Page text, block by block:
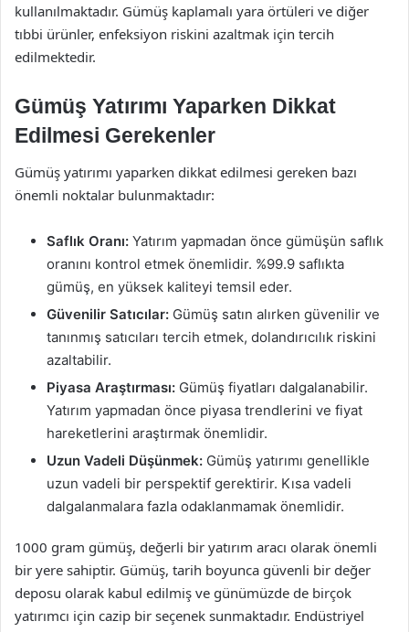
kullanılmaktadır. Gümüş kaplamalı yara örtüleri ve diğer
tıbbi ürünler, enfeksiyon riskini azaltmak için tercih
edilmektedir.
Gümüş Yatırımı Yaparken Dikkat
Edilmesi Gerekenler
Gümüş yatırımı yaparken dikkat edilmesi gereken bazı
önemli noktalar bulunmaktadır:
Saflık Oranı: Yatırım yapmadan önce gümüşün saflık
oranını kontrol etmek önemlidir. %99.9 saflıkta
gümüş, en yüksek kaliteyi temsil eder.
Güvenilir Satıcılar: Gümüş satın alırken güvenilir ve
tanınmış satıcıları tercih etmek, dolandırıcılık riskini
azaltabilir.
Piyasa Araştırması: Gümüş fiyatları dalgalanabilir.
Yatırım yapmadan önce piyasa trendlerini ve fiyat
hareketlerini araştırmak önemlidir.
Uzun Vadeli Düşünmek: Gümüş yatırımı genellikle
uzun vadeli bir perspektif gerektirir. Kısa vadeli
dalgalanmalara fazla odaklanmamak önemlidir.
1000 gram gümüş, değerli bir yatırım aracı olarak önemli
bir yere sahiptir. Gümüş, tarih boyunca güvenli bir değer
deposu olarak kabul edilmiş ve günümüzde de birçok
yatırımcı için cazip bir seçenek sunmaktadır. Endüstriyel